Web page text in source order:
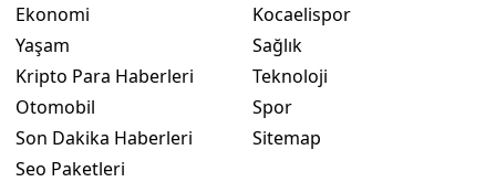
Ekonomi
Yaşam
Kripto Para Haberleri
Otomobil
Son Dakika Haberleri
Seo Paketleri
Kocaelispor
Sağlık
Teknoloji
Spor
Sitemap